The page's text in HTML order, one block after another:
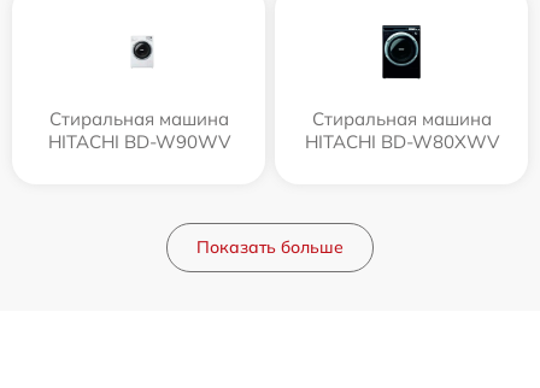
Стиральная машина
HITACHI BD-W90WV
Стиральная машина
HITACHI BD-W80XWV
Показать больше